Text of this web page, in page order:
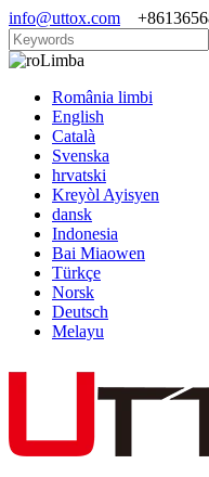
info@uttox.com
Limba
România limbi
English
Català
Svenska
hrvatski
Kreyòl Ayisyen
dansk
Indonesia
Bai Miaowen
Türkçe
Norsk
Deutsch
Melayu